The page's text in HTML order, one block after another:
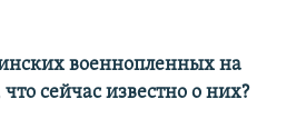
720p
военнопленных на
сейчас известно о них?